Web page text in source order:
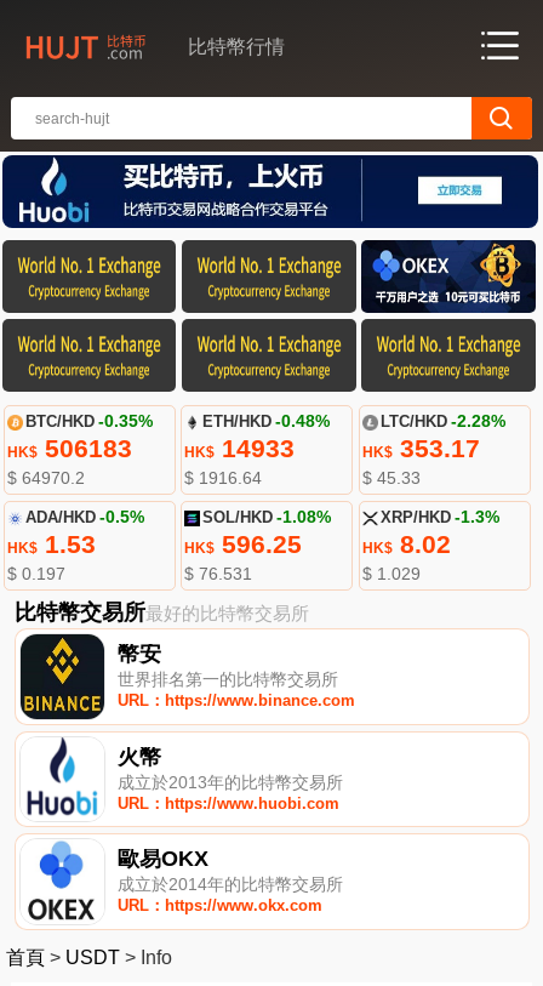
比特幣行情
BTC/HKD -0.35%
HK$506183
$ 64970.2
ETH/HKD -0.48%
HK$ 14933
$ 1916.64
LTC/HKD -2.28%
HK$353.17
$ 45.33
ADA/HKD -0.5%
HK$1.53
$ 0.197
SOL/HKD -1.08%
HK$ 596.25
$ 76.531
XRP/HKD -1.3%
HK$8.02
$ 1.029
比特幣交易所最好的比特幣交易所
幣安
世界排名第一的比特幣交易所
URL：https://www.binance.com
火幣
成立於2013年的比特幣交易所
URL：https://www.huobi.com
歐易OKX
成立於2014年的比特幣交易所
URL：https://www.okx.com
首頁 > USDT > Info